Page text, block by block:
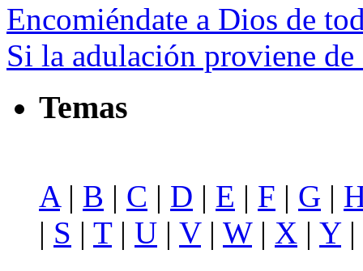
Encomiéndate a Dios de
Si la adulación proviene
Temas
A| B | C | D | E | F | G |
| S | T| U | V| W| X | Y|